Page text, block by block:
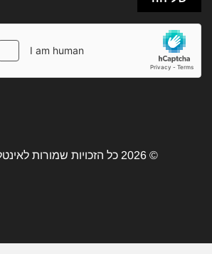
© 2026 כל הזכויות שמורות לאינטלקט ספרים